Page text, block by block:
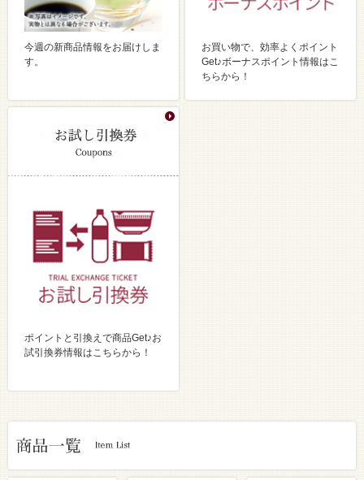
今週の新商品情報をお届けしま
す。
お買い物で、効率よくポイント
Get♪ボーナスポイント情報はこ
ちらから！
ポイントと引換えで商品Get♪お
試引換券情報はこちらから！